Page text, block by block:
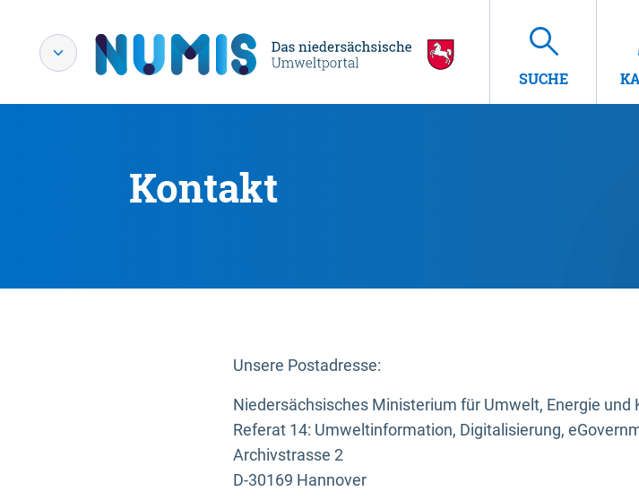
SUCHE
Kontakt
Unsere Postadresse:
Niedersächsisches Ministerium für Umwelt, Energie und
Referat 14: Umweltinformation, Digitalisierung,
Archivstrasse 2
D-30169 Hannover